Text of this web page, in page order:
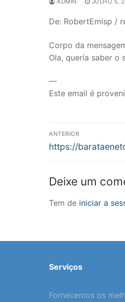
ADMIN JULHO 5,
De: RobertEmisp /
Corpo da
Ola, quería saber o
—
Este email é
de
ANTERIOR
Previous
https://
Deixe um
Tem de iniciar a
Serviços
Fornecemos os